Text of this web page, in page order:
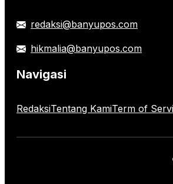
redaksi@banyupos.com
hikmalia@banyupos.com
Navigasi
RedaksiTentang KamiTerm of